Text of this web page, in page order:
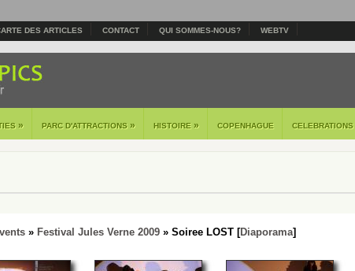
DES ARTICLES CONTACT QUI SOMMES-NOUS? WEBTV
» PARC D'ATTRACTIONS » HISTOIRE » COPENHAGUE CELEBRATIONS
» Festival Jules Verne 2009 » Soiree LOST [Diaporama]